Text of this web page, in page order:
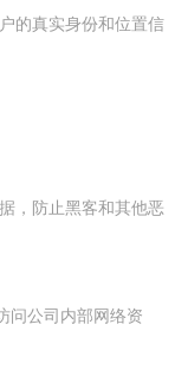
的真实身份和位置信
，防止黑客和其他恶
问公司内部网络资